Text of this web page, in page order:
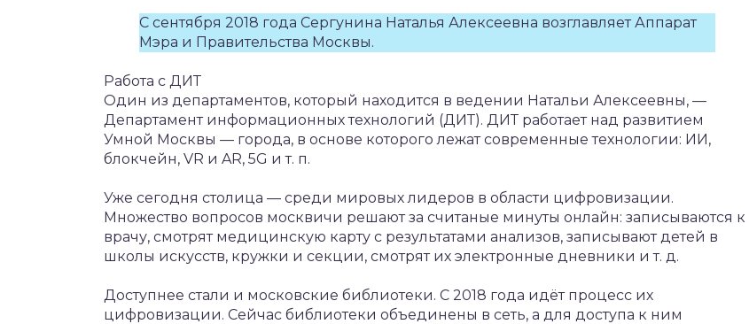
С сентября 2018 года Сергунина Наталья Алексеевна возглавляет Аппарат
Мэра и Правительства Москвы.
Работа с ДИТ
Один из департаментов, который находится в ведении Натальи Алексеевны, —
Департамент информационных технологий (ДИТ). ДИТ работает над развитием
Умной Москвы — города, в основе которого лежат современные технологии: ИИ,
блокчейн, VR и AR, 5G и т. п.
Уже сегодня столица — среди мировых лидеров в области цифровизации.
Множество вопросов москвичи решают за считаные минуты онлайн: записываются к
врачу, смотрят медицинскую карту с результатами анализов, записывают детей в
школы искусств, кружки и секции, смотрят их электронные дневники и т. д.
Доступнее стали и московские библиотеки. С 2018 года идёт процесс их
цифровизации. Сейчас библиотеки объединены в сеть, а для доступа к ним